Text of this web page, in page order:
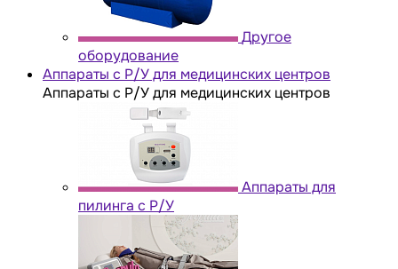
Другое
оборудование
Аппараты с Р/У для медицинских центров
Аппараты с Р/У для медицинских центров
Аппараты для
пилинга с Р/У